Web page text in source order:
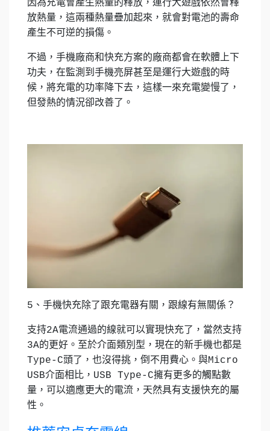
因為充電會產生熱量的釋放，運行大遊戲依然會釋
放熱量，這兩種熱量疊加起來，就會對電池的壽命
產生不可逆的損傷。
不過，手機廠商和快充方案的廠商都會在軟體上下
功夫，在監測到手機亮屏甚至是運行大遊戲的時
候，將充電的功率降下去，這樣一來充電變慢了，
但發熱的情況卻改善了。
5、手機快充除了跟充電器有關，跟線有無關係？
支持2A電流通過的線就可以實現快充了，當然支持
3A的更好。至於介面類別型，現在的新手機也都是
Type-C頭了，也沒得挑，倒不用費心。與Micro
USB介面相比，USB Type-C擁有更多的觸點數
量，可以適應更大的電流，天然具有支援快充的屬
性。